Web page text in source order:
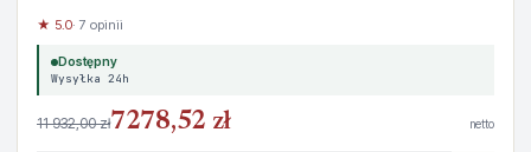
★ 5.0· 7 opinii
Dostępny
Wysyłka 24h
11 932,00 zł7278,52 zł netto